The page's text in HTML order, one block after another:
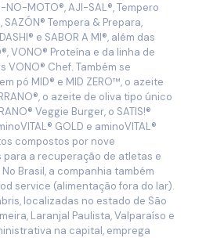
MOTO®, AJI-SAL®, Tempero
SAZÓN® Tempera & Prepara,
e SABOR A MI®, além das
VONO® Proteína e da linha de
VONO® Chef. Também se
pó MID® e MID ZERO™, o azeite
o azeite de oliva tipo único
Veggie Burger, o SATIS!®
GOLD e aminoVITAL®
compostos por nove
a recuperação de atletas e
Brasil, a companhia também
service (alimentação fora do lar).
localizadas no estado de São
Laranjal Paulista, Valparaíso e
na capital, emprega